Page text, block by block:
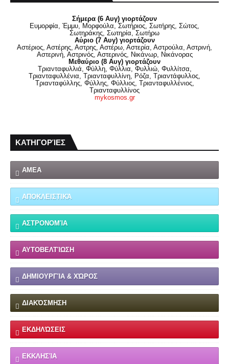
Σήμερα (6 Αυγ) γιορτάζουν
Ευμορφία, Έμμυ, Μορφούλα, Σωτήριος, Σωτήρης, Σώτος,
Σωτηράκης, Σωτηρία, Σωτήρω
Αύριο (7 Αυγ) γιορτάζουν
Αστέριος, Αστέρης, Αστρης, Αστέρω, Αστερία, Αστρούλα, Αστρινή,
Αστερινή, Αστρινός, Αστερινός, Νικάνωρ, Νικάνορας
Μεθαύριο (8 Αυγ) γιορτάζουν
Τριανταφυλλιά, Φύλλη, Φύλλια, Φυλλιώ, Φυλλίτσα,
Τριανταφυλλένια, Τριανταφυλλίνη, Ρόζα, Τριαντάφυλλος,
Τριανταφύλλης, Φύλλης, Φύλλιος, Τριανταφυλλένιος,
Τριανταφυλλίνος
mykosmos.gr
ΚΑΤΗΓΟΡΊΕΣ
ΑΜΕΑ
ΑΠΟΚΛΕΙΣΤΙΚΆ
ΑΣΤΡΟΝΟΜΊΑ
ΑΥΤΟΒΕΛΤΊΩΣΗ
ΔΗΜΙΟΥΡΓΊΑ & ΧΏΡΟΣ
ΔΙΑΚΌΣΜΗΣΗ
ΕΚΔΗΛΏΣΕΙΣ
ΕΚΚΛΗΣΊΑ